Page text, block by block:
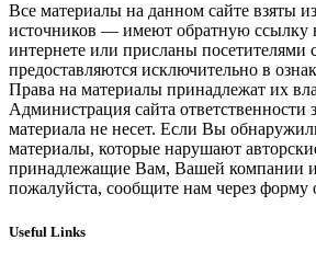
Все материалы на данном сайте взяты
источников — имеют обратную ссылку
интернете или присланы посетителями
предоставляются исключительно в
Права на материалы принадлежат их
Администрация сайта ответственности
материала не несет. Если Вы
материалы, которые нарушают
принадлежащие Вам, Вашей компании
пожалуйста, сообщите нам через форму
Useful Links